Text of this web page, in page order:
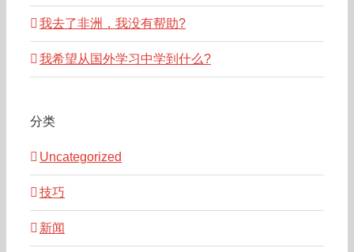
我去了非洲，我没有帮助?
我希望从国外学习中学到什么?
分类
Uncategorized
技巧
新闻